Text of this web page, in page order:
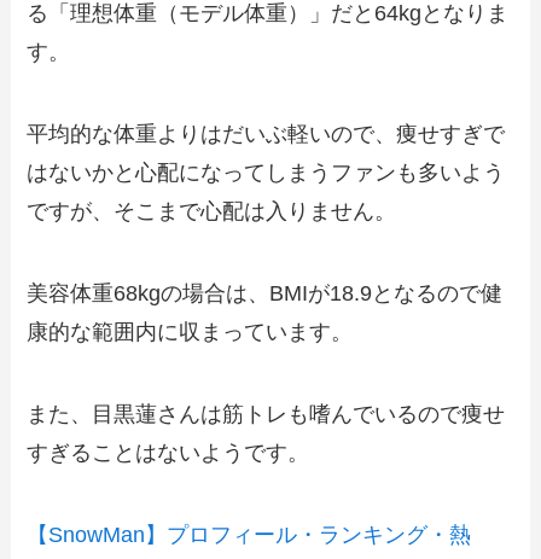
る「理想体重（モデル体重）」だと64kgとなりま
す。
平均的な体重よりはだいぶ軽いので、痩せすぎで
はないかと心配になってしまうファンも多いよう
ですが、そこまで心配は入りません。
美容体重68kgの場合は、BMIが18.9となるので健
康的な範囲内に収まっています。
また、目黒蓮さんは筋トレも嗜んでいるので痩せ
すぎることはないようです。
【SnowMan】プロフィール・ランキング・熱